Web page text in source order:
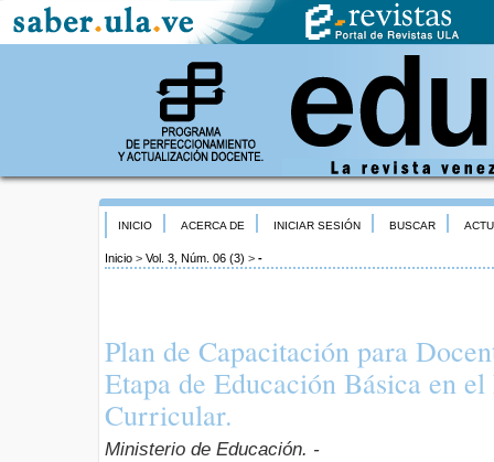
INICIO ACERCA DE INICIAR SESIÓN BUSCAR
Inicio > Vol. 3, Núm. 06 (3) > -
Plan de Capacitación para
Etapa de Educación Básica en
Curricular.
Ministerio de Educación. -